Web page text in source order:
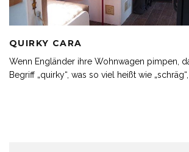
QUIRKY CARA
Wenn Engländer ihre Wohnwagen pimpen,
Begriff „quirky“, was so viel heißt wie „schräg“,